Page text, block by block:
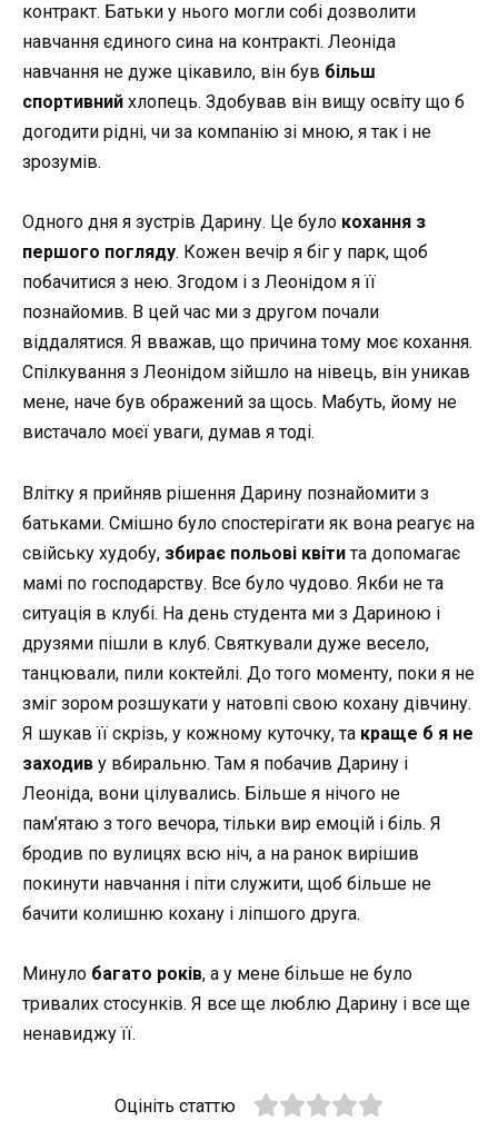
контракт. Батьки у нього могли собі дозволити
навчання єдиного сина на контракті. Леоніда
навчання не дуже цікавило, він був більш
спортивний хлопець. Здобував він вищу освіту що б
догодити рідні, чи за компанію зі мною, я так і не
зрозумів.
Одного дня я зустрів Дарину. Це було кохання з
першого погляду. Кожен вечір я біг у парк, щоб
побачитися з нею. Згодом і з Леонідом я її
познайомив. В цей час ми з другом почали
віддалятися. Я вважав, що причина тому моє кохання.
Спілкування з Леонідом зійшло на нівець, він уникав
мене, наче був ображений за щось. Мабуть, йому не
вистачало моєї уваги, думав я тоді.
Влітку я прийняв рішення Дарину познайомити з
батьками. Смішно було спостерігати як вона реагує на
свійську худобу, збирає польові квіти та допомагає
мамі по господарству. Все було чудово. Якби не та
ситуація в клубі. На день студента ми з Дариною і
друзями пішли в клуб. Святкували дуже весело,
танцювали, пили коктейлі. До того моменту, поки я не
зміг зором розшукати у натовпі свою кохану дівчину.
Я шукав її скрізь, у кожному куточку, та краще б я не
заходив у вбиральню. Там я побачив Дарину і
Леоніда, вони цілувались. Більше я нічого не
пам’ятаю з того вечора, тільки вир емоцій і біль. Я
бродив по вулицях всю ніч, а на ранок вирішив
покинути навчання і піти служити, щоб більше не
бачити колишню кохану і ліпшого друга.
Минуло багато років, а у мене більше не було
тривалих стосунків. Я все ще люблю Дарину і все ще
ненaвиджу її.
Оцініть статтю